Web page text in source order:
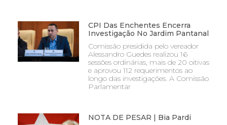
CPI Das Enchentes Encerra
Investigação No Jardim Pantanal
Comissão presidida pelo vereador
Alessandro Guedes realizou 16
sessões ordinárias, mais de 20 oitivas
e aprovou 112 requerimentos ao
longo das investigações. A Comissão
Parlamentar
NOTA DE PESAR | Bia Pardi